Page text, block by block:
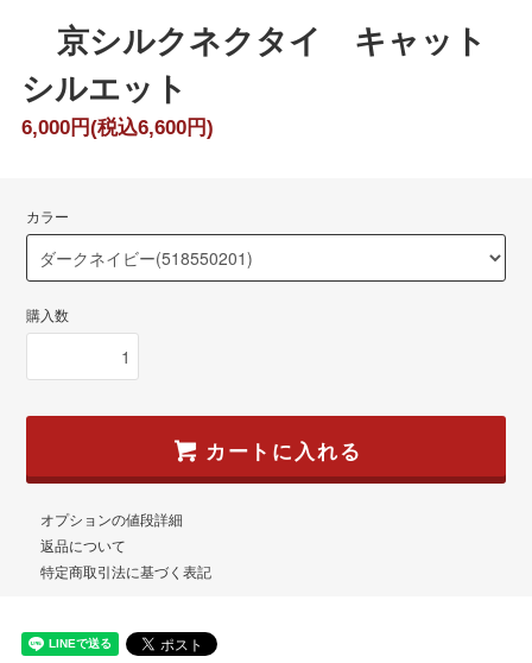
京シルクネクタイ キャット
シルエット
6,000円(税込6,600円)
カラー
購入数
カートに入れる
オプションの値段詳細
返品について
特定商取引法に基づく表記